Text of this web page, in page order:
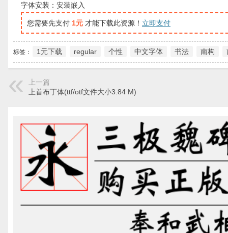
字体安装：安装嵌入
您需要先支付 1元 才能下载此资源！ 立即支付
标签： 1元下载 regular 个性 中文字体 书法 南构
上一篇
上首布丁体(ttf/otf文件大小3.84 M)